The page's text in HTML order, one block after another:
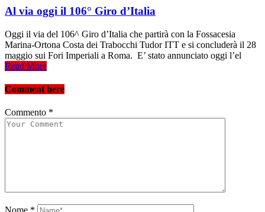
Al via oggi il 106° Giro d’Italia
Oggi il via del 106^ Giro d’Italia che partirà con la Fossacesia
Marina-Ortona Costa dei Trabocchi Tudor ITT e si concluderà il 28
maggio sui Fori Imperiali a Roma. E’ stato annunciato oggi l’el
Read More
Comment here
Commento *